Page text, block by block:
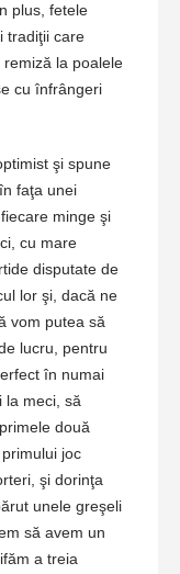
plus, fetele
tradiţii care
la poalele
cu înfrângeri
şi spune
faţa unei
minge şi
cu mare
disputate de
lor şi, dacă ne
vom putea să
lucru, pentru
în numai
la meci, să
două
joc
şi dorinţa
unele greşeli
să avem un
a treia